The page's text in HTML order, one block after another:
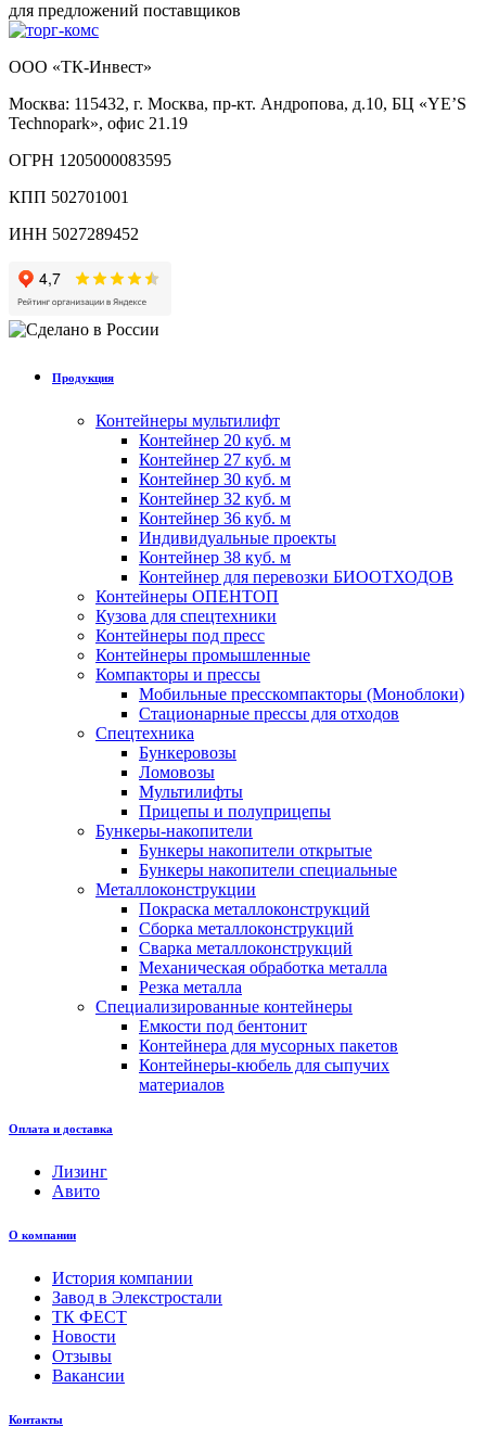
для предложений поставщиков
ООО «ТК-Инвест»
Москва: 115432, г. Москва, пр-кт. Андропова, д.10, БЦ «YE’S
Technopark», офис 21.19
ОГРН 1205000083595
КПП 502701001
ИНН 5027289452
Продукция
Контейнеры мультилифт
Контейнер 20 куб. м
Контейнер 27 куб. м
Контейнер 30 куб. м
Контейнер 32 куб. м
Контейнер 36 куб. м
Индивидуальные проекты
Контейнер 38 куб. м
Контейнер для перевозки БИООТХОДОВ
Контейнеры ОПЕНТОП
Кузова для спецтехники
Контейнеры под пресс
Контейнеры промышленные
Компакторы и прессы
Мобильные пресскомпакторы (Моноблоки)
Стационарные прессы для отходов
Спецтехника
Бункеровозы
Ломовозы
Мультилифты
Прицепы и полуприцепы
Бункеры-накопители
Бункеры накопители открытые
Бункеры накопители специальные
Металлоконструкции
Покраска металлоконструкций
Сборка металлоконструкций
Сварка металлоконструкций
Механическая обработка металла
Резка металла
Специализированные контейнеры
Емкости под бентонит
Контейнера для мусорных пакетов
Контейнеры-кюбель для сыпучих
материалов
Оплата и доставка
Лизинг
Авито
О компании
История компании
Завод в Элекстростали
ТК ФЕСТ
Новости
Отзывы
Вакансии
Контакты